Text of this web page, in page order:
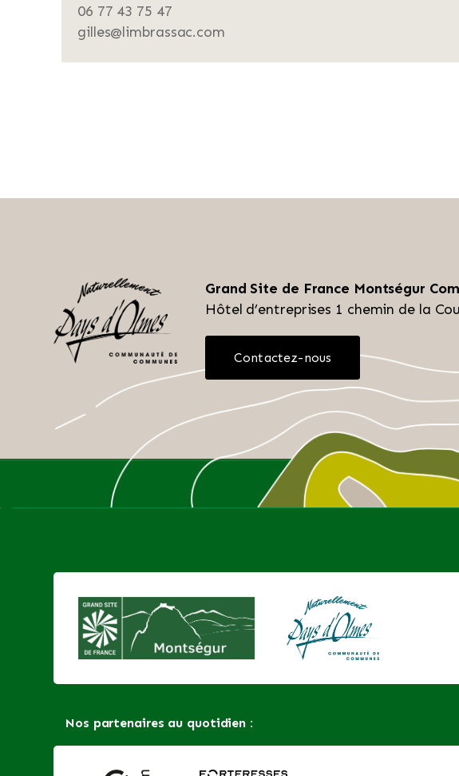
06 77 43 75 47
gilles@limbrassac.com
Grand Site de France Montségur
Hôtel d’entreprises 1 chemin de la
Contactez-nous
Nos partenaires au quotidien :